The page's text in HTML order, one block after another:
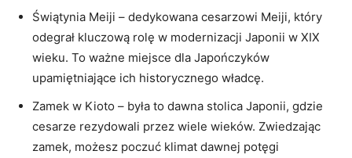
Świątynia Meiji – dedykowana cesarzowi Meiji, który⁤
odegrał kluczową rolę w modernizacji Japonii w ⁤XIX
wieku. ‍To ważne‌ miejsce dla Japończyków
upamiętniające ich historycznego władcę.
Zamek w Kioto – była to dawna stolica Japonii, gdzie
cesarze rezydowali przez ⁢wiele wieków. Zwiedzając
zamek, możesz poczuć klimat dawnej potęgi